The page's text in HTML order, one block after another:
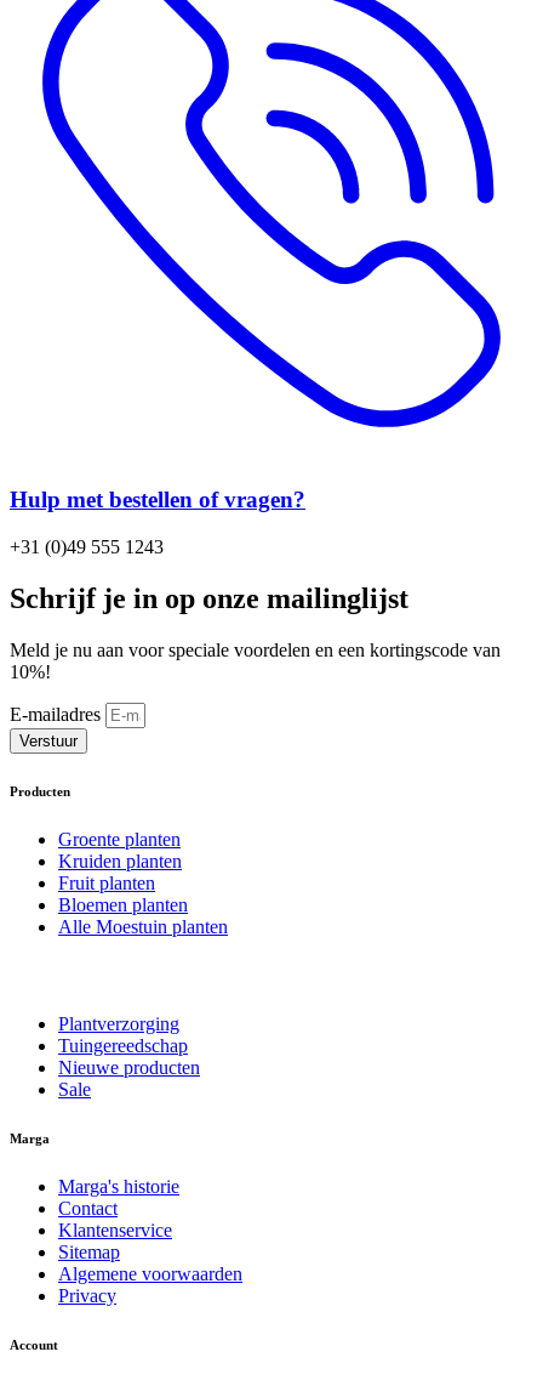
Hulp met bestellen of vragen?
+31 (0)49 555 1243
Schrijf je in op onze mailinglijst
Meld je nu aan voor speciale voordelen en een kortingscode van
10%!
E-mailadres
Verstuur
Producten
Groente planten
Kruiden planten
Fruit planten
Bloemen planten
Alle Moestuin planten
Plantverzorging
Tuingereedschap
Nieuwe producten
Sale
Marga
Marga's historie
Contact
Klantenservice
Sitemap
Algemene voorwaarden
Privacy
Account